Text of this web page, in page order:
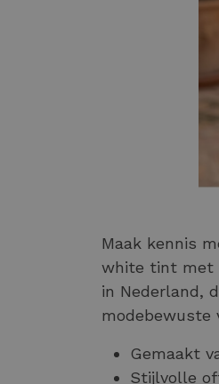
Maak kennis
white tint met
in Nederland,
modebewuste
Gemaakt
Stijlvolle